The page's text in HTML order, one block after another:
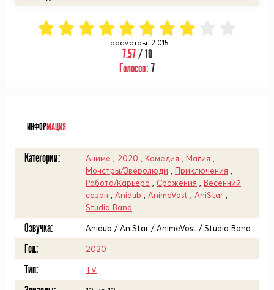
Просмотры: 2 015
7.57/ 10
Голосов: 7
ИНФОРМАЦИЯ
Категории: Аниме 2020 Комедия Магия
Монстры/Зверолюди
Приключения
Работа/Карьера
Сражения
Весенний
сезон
Anidub AnimeVost AniStar
Studio Band
Озвучка: Anidub / AniStar / AnimeVost / Studio Band
Год: 2020
Тип: TV